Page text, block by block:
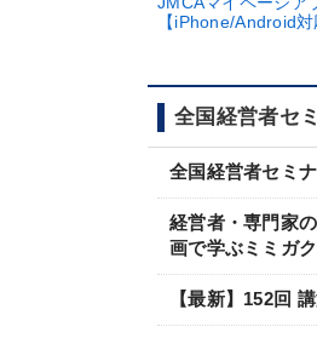
【iPhone/Android
全国経営者セ
全国経営者セミ
経営者・専門家
画で学ぶミミガ
【最新】152回